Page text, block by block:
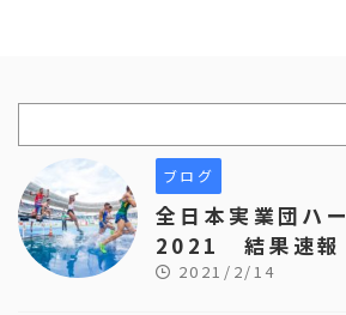
ブログ
全日本実業団ハ
2021 結果速報
2021/2/14